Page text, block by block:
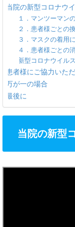
当院の新型コロナウ
１．マンツーマン
２．患者様ごとの
３．マスクの着用
４．患者様ごとの
新型コロナウイル
患者様にご協力いた
万が一の場合
最後に
当院の新型